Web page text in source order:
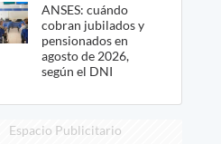
ANSES: cuándo
cobran jubilados y
pensionados en
agosto de 2026,
según el DNI
Espacio Publicitario